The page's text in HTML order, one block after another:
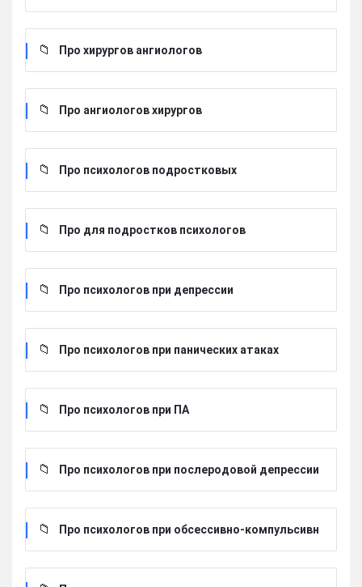
Про хирургов ангиологов
Про ангиологов хирургов
Про психологов подростковых
Про для подростков психологов
Про психологов при депрессии
Про психологов при панических атаках
Про психологов при ПА
Про психологов при послеродовой депрессии
Про психологов при обсессивно-компульсивн